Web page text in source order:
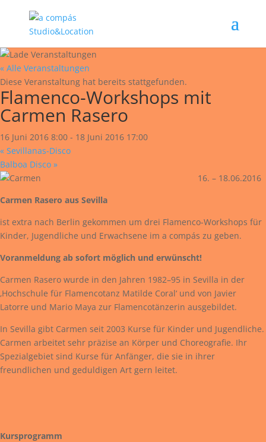
« Alle Veranstaltungen
Diese Veranstaltung hat bereits stattgefunden.
Flamenco-Workshops mit
Carmen Rasero
16 Juni 2016 8:00 - 18 Juni 2016 17:00
« Sevillanas-Disco
Balboa Disco »
16. – 18.06.2016
Carmen Rasero aus Sevilla
ist extra nach Berlin gekommen um drei Flamenco-Workshops für
Kinder, Jugendliche und Erwachsene im a compás zu geben.
Voranmeldung ab sofort möglich und erwünscht!
Carmen Rasero wurde in den Jahren 1982–95 in Sevilla in der
‚Hochschule für Flamencotanz Matilde Coral‘ und von Javier
Latorre und Mario Maya zur Flamencotänzerin ausgebildet.
In Sevilla gibt Carmen seit 2003 Kurse für Kinder und Jugendliche.
Carmen arbeitet sehr präzise an Körper und Choreografie. Ihr
Spezialgebiet sind Kurse für Anfänger, die sie in ihrer
freundlichen und geduldigen Art gern leitet.
Kursprogramm